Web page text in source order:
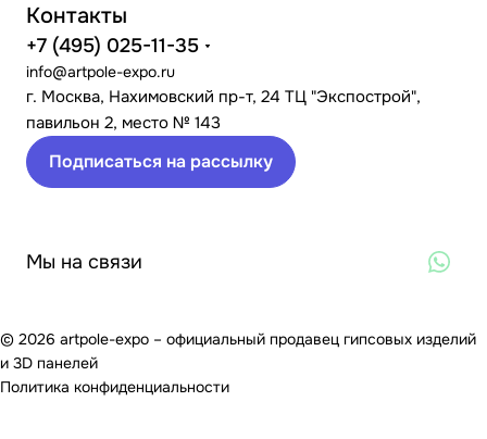
Контакты
+7 (495) 025-11-35
info@artpole-expo.ru
г. Москва, Нахимовский пр-т, 24 ТЦ "Экспострой",
павильон 2, место № 143
Подписаться на рассылку
Мы на связи
© 2026 artpole-expo – официальный продавец гипсовых изделий
и 3D панелей
Политика конфиденциальности